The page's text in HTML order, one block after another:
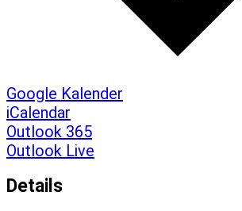
Google Kalender
iCalendar
Outlook 365
Outlook Live
Details